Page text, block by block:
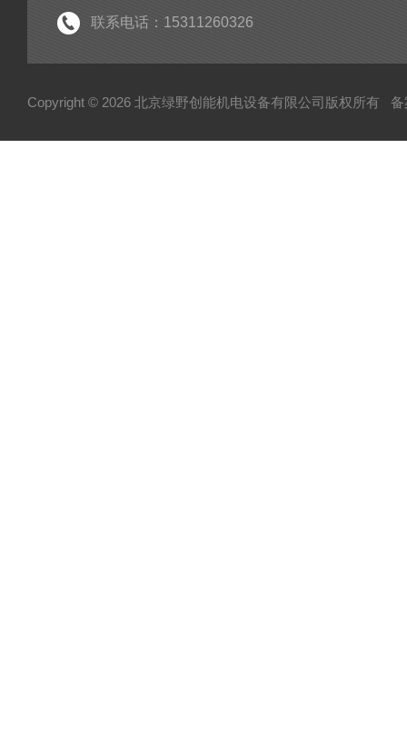
联系电话：15311260326
Copyright © 2026 北京绿野创能机电设备有限公司版权所有 备